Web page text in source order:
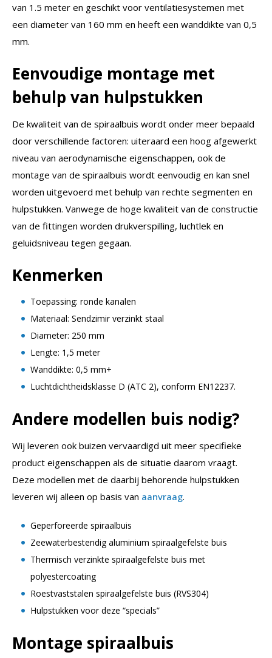
van 1.5 meter en geschikt voor ventilatiesystemen met
een diameter van 160 mm en heeft een wanddikte van 0,5
mm.
Eenvoudige montage met
behulp van hulpstukken
De kwaliteit van de spiraalbuis wordt onder meer bepaald
door verschillende factoren: uiteraard een hoog afgewerkt
niveau van aerodynamische eigenschappen, ook de
montage van de spiraalbuis wordt eenvoudig en kan snel
worden uitgevoerd met behulp van rechte segmenten en
hulpstukken. Vanwege de hoge kwaliteit van de constructie
van de fittingen worden drukverspilling, luchtlek en
geluidsniveau tegen gegaan.
Kenmerken
Toepassing: ronde kanalen
Materiaal: Sendzimir verzinkt staal
Diameter: 250 mm
Lengte: 1,5 meter
Wanddikte: 0,5 mm+
Luchtdichtheidsklasse D (ATC 2), conform EN12237.
Andere modellen buis nodig?
Wij leveren ook buizen vervaardigd uit meer specifieke
product eigenschappen als de situatie daarom vraagt.
Deze modellen met de daarbij behorende hulpstukken
leveren wij alleen op basis van aanvraag.
Geperforeerde spiraalbuis
Zeewaterbestendig aluminium spiraalgefelste buis
Thermisch verzinkte spiraalgefelste buis met
polyestercoating
Roestvaststalen spiraalgefelste buis (RVS304)
Hulpstukken voor deze “specials”
Montage spiraalbuis